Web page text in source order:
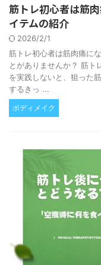
筋トレ初心者は筋
イテムの紹介
2026/2/1
筋トレ初心者は筋肉痛に
とがありませんか？ 筋ト
を実践しないと、狙った
するきっ ...
ボディメイク